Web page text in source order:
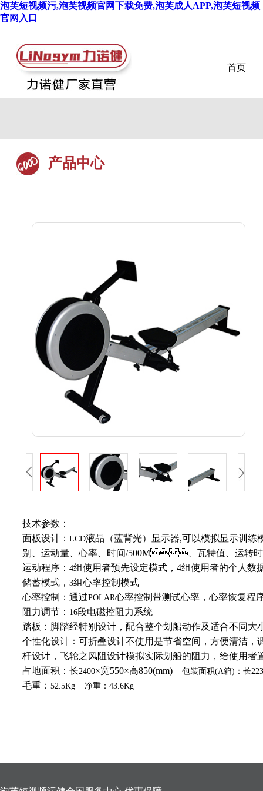
泡芙短视频污,泡芙视频官网下载免费,泡芙成人APP,泡芙短视频
官网入口
首页
产品中心
技术参数：
面板设计： LCD液晶（蓝背光）显示器,可以模拟显示训练模
别、运动量、心率、时间/500M、瓦特值、运转时间
运动程序： 4组使用者预先设定模式， 4组使用者的个人数
储蓄模式， 3组心率控制模式
心率控制：通过POLAR心率控制带测试心率，心率恢复程
阻力调节： 16段电磁控阻力系统
踏板：脚踏经特别设计，配合整个划船动作及适合不同大
个性化设计：可折叠设计不使用是节省空间，方便清洁
杆设计，飞轮之风阻设计模拟实际划船的阻力，给使用者
占地面积：长2400×宽550×高850(mm) 包装面积(A箱) ：长
毛重： 52.5Kg 净重： 43.6Kg